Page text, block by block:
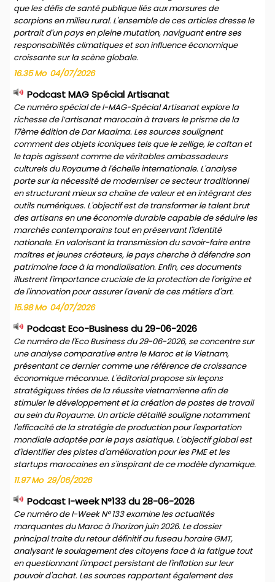
que les défis de santé publique liés aux morsures de
scorpions en milieu rural. L'ensemble de ces articles dresse le
portrait d'un pays en pleine mutation, naviguant entre ses
responsabilités climatiques et son influence économique
croissante sur la scène globale.
16.35 Mo 04/07/2026
Podcast MAG Spécial Artisanat
Ce numéro spécial de I-MAG-Spécial Artisanat explore la
richesse de l’artisanat marocain à travers le prisme de la
17ème édition de Dar Maalma. Les sources soulignent
comment des objets iconiques tels que le zellige, le caftan et
le tapis agissent comme de véritables ambassadeurs
culturels du Royaume à l'échelle internationale. L'analyse
porte sur la nécessité de moderniser ce secteur traditionnel
en structurant mieux sa chaîne de valeur et en intégrant des
outils numériques. L'objectif est de transformer le talent brut
des artisans en une économie durable capable de séduire les
marchés contemporains tout en préservant l'identité
nationale. En valorisant la transmission du savoir-faire entre
maîtres et jeunes créateurs, le pays cherche à défendre son
patrimoine face à la mondialisation. Enfin, ces documents
illustrent l'importance cruciale de la protection de l'origine et
de l'innovation pour assurer l'avenir de ces métiers d'art.
15.98 Mo 04/07/2026
Podcast Eco-Business du 29-06-2026
Ce numéro de l'Eco Business du 29-06-2026, se concentre sur
une analyse comparative entre le Maroc et le Vietnam,
présentant ce dernier comme une référence de croissance
économique méconnue. L'éditorial propose six leçons
stratégiques tirées de la réussite vietnamienne afin de
stimuler le développement et la création de postes de travail
au sein du Royaume. Un article détaillé souligne notamment
l'efficacité de la stratégie de production pour l'exportation
mondiale adoptée par le pays asiatique. L'objectif global est
d'identifier des pistes d'amélioration pour les PME et les
startups marocaines en s'inspirant de ce modèle dynamique.
11.97 Mo 29/06/2026
Podcast I-week N°133 du 28-06-2026
Ce numéro de I-Week N° 133 examine les actualités
marquantes du Maroc à l'horizon juin 2026. Le dossier
principal traite du retour définitif au fuseau horaire GMT,
analysant le soulagement des citoyens face à la fatigue tout
en questionnant l'impact persistant de l'inflation sur leur
pouvoir d'achat. Les sources rapportent également des